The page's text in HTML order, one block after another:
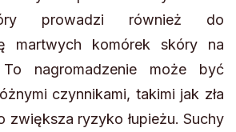
prowadzi również do
martwych komórek skóry na
nagromadzenie może być
czynnikami, takimi jak zła
zwiększa ryzyko łupieżu. Suchy